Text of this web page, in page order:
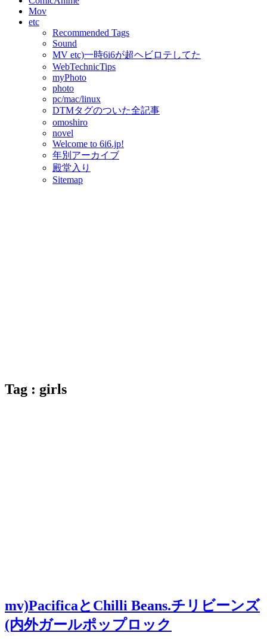
Mov
etc
Recommended Tags
Sound
MV etc)一時6i6が超ヘビロテしてた
WebTechnicTips
myPhoto
photo
pc/mac/linux
DTMタグのついた全記事
omoshiro
novel
Welcome to 6i6.jp!
年別アーカイブ
殿堂入り
Sitemap
Tag : girls
mv)PacificaとChilli Beans.チリビーンズ
(内外ガールポップロック